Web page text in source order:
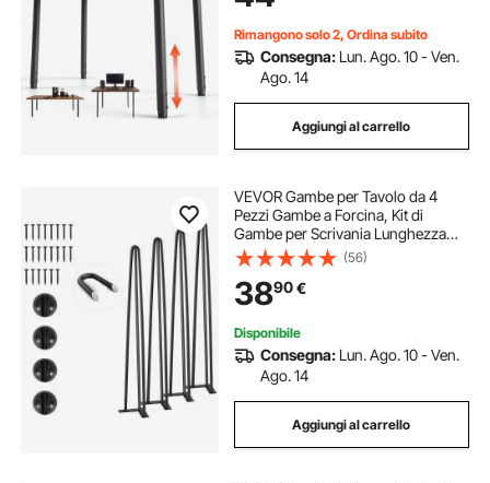
Rimangono solo 2, Ordina subito
Consegna: Lun. Ago. 10 - Ven.
Ago. 14
Aggiungi al carrello
VEVOR Gambe per Tavolo da 4
Pezzi Gambe a Forcina, Kit di
Gambe per Scrivania Lunghezza
710mm in Acciaio Capacità Carico
max. 408kg, Set di Gambe 4 Pezzi
Regolabili per Mobili Tavolo da
Casa Ufficio
(56)
3890€
Disponibile
Consegna: Lun. Ago. 10 - Ven.
Ago. 14
Aggiungi al carrello